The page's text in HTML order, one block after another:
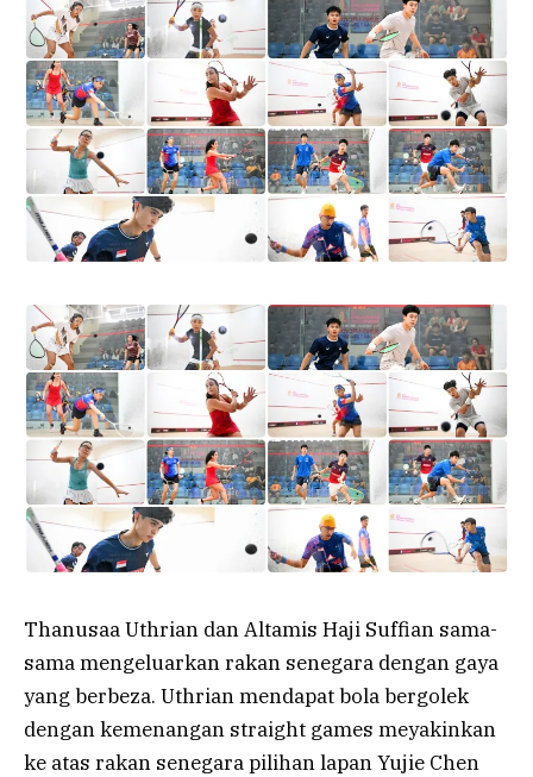
Thanusaa Uthrian dan Altamis Haji Suffian sama-
sama mengeluarkan rakan senegara dengan gaya
yang berbeza. Uthrian mendapat bola bergolek
dengan kemenangan straight games meyakinkan
ke atas rakan senegara pilihan lapan Yujie Chen